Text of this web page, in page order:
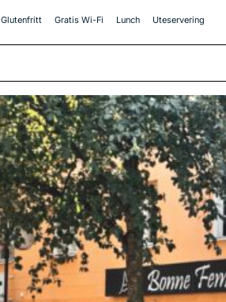
Glutenfritt Gratis Wi-Fi Lunch Uteservering